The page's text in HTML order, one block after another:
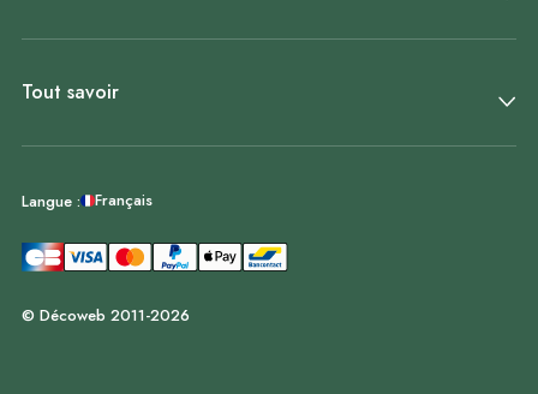
Tout savoir
Langue : Français
© Décoweb 2011-2026